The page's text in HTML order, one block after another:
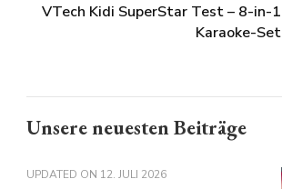
VTech Kidi SuperStar Test – 8-in-1
Karaoke-Set
Unsere neuesten Beiträge
UPDATED ON 12. JULI 2026